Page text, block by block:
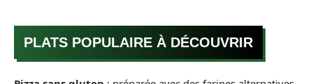
PLATS POPULAIRE À DÉCOUVRIR